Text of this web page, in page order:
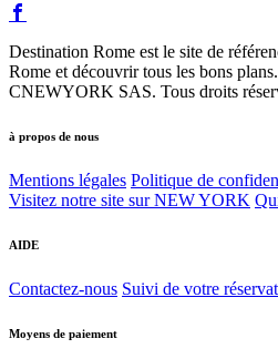
Destination Rome est le site de
Rome et découvrir tous les bons
CNEWYORK SAS. Tous droits
à propos de nous
Mentions légales Politique de
Visitez notre site sur NEW YORK
AIDE
Contactez-nous Suivi de votre
Moyens de paiement